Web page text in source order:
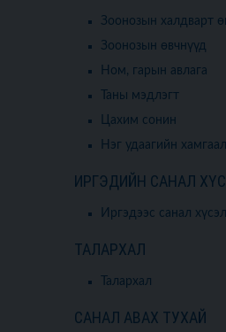
Зоонозын халдварт
Зоонозын өвчнүүд
Ном, гарын авлага
Таны мэдлэгт
Цахим сонин
Нэг удаагийн
ИРГЭДИЙН САНАЛ
Иргэдээс санал
ТАЛАРХАЛ
Талархал
САНАЛ АВАХ ТУХАЙ